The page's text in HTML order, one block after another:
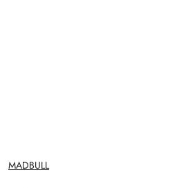
NAZWA
PRODUCENTA:
MADBULL